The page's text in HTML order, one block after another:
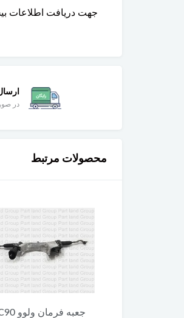
جهت دریافت اطلاعات بیشتر
در
محصولات مرتبط
گاردان ولوو XC90